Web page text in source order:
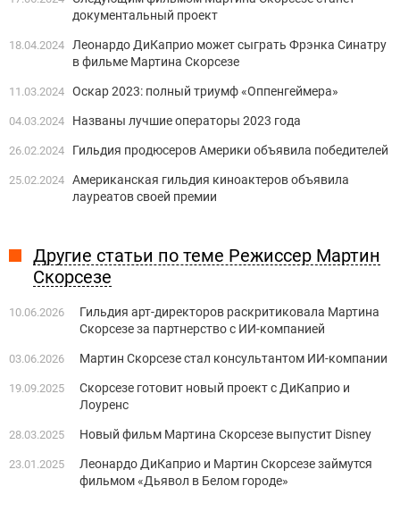
документальный проект
18.04.2024
Леонардо ДиКаприо может сыграть Фрэнка Синатру
в фильме Мартина Скорсезе
11.03.2024 Оскар 2023: полный триумф «Оппенгеймера»
04.03.2024 Названы лучшие операторы 2023 года
26.02.2024 Гильдия продюсеров Америки объявила победителей
25.02.2024 Американская гильдия киноактеров объявила
лауреатов своей премии
Другие статьи по теме Режиссер Мартин
Скорсезе
10.06.2026
Гильдия арт-директоров раскритиковала Мартина
Скорсезе за партнерство с ИИ-компанией
03.06.2026 Мартин Скорсезе стал консультантом ИИ-компании
19.09.2025
Скорсезе готовит новый проект с ДиКаприо и
Лоуренс
28.03.2025 Новый фильм Мартина Скорсезе выпустит Disney
23.01.2025
Леонардо ДиКаприо и Мартин Скорсезе займутся
фильмом «Дьявол в Белом городе»